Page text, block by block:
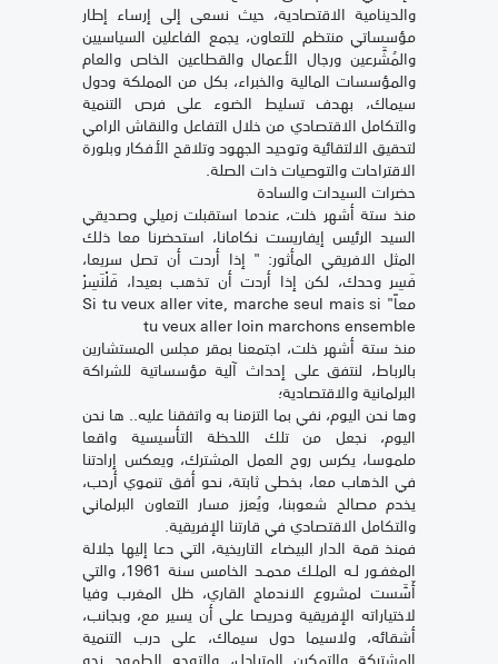
والدينامية الاقتصادية، حيث نسعى إلى إرساء إطار
مؤسساتي منتظم للتعاون، يجمع الفاعلين السياسيين
والمُشَّرعين ورجال الأعمال والقطاعين الخاص والعام
والمؤسسات المالية والخبراء، بكل من المملكة ودول
سيماك، بهدف تسليط الضوء على فرص التنمية
والتكامل الاقتصادي من خلال التفاعل والنقاش الرامي
لتحقيق الالتقائية وتوحيد الجهود وتلاقح الأفكار وبلورة
الاقتراحات والتوصيات ذات الصلة.
حضرات السيدات والسادة
منذ ستة أشهر خلت، عندما استقبلت زميلي وصديقي
السيد الرئيس إيفاريست نكامانا، استحضرنا معا ذلك
المثل الافريقي المأثور: " إذا أردت أن تصل سريعا،
فَسِر وحدك، لكن إذا أردت أن تذهب بعيدا، فَلْنَسِرْ
معاً" Si tu veux aller vite, marche seul mais si
tu veux aller loin marchons ensemble
منذ ستة أشهر خلت، اجتمعنا بمقر مجلس المستشارين
بالرباط، لنتفق على إحداث آلية مؤسساتية للشراكة
البرلمانية والاقتصادية؛
وها نحن اليوم، نفي بما التزمنا به واتفقنا عليه.. ها نحن
اليوم، نجعل من تلك اللحظة التأسيسية واقعا
ملموسا، يكرس روح العمل المشترك، ويعكس إرادتنا
في الذهاب معا، بخطى ثابتة، نحو أفق تنموي أرحب،
يخدم مصالح شعوبنا، ويُعزز مسار التعاون البرلماني
والتكامل الاقتصادي في قارتنا الإفريقية.
فمنذ قمة الدار البيضاء التاريخية، التي دعا إليها جلالة
المغفـور لـه الملـك محمـد الخامس سنة 1961، والتي
أَسَّست لمشروع الاندماج القاري، ظل المغرب وفيا
لاختياراته الإفريقية وحريصا على أن يسير مع، وبجانب،
أشقائه، ولاسيما دول سيماك، على درب التنمية
المشتركة والتمكين المتبادل، والتوجه الطموح نحو